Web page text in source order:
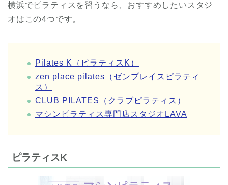
横浜でピラティスを習うなら、おすすめしたいスタジ
オはこの4つです。
Pilates K（ピラティスK）
zen place pilates（ゼンプレイスピラティ
ス）
CLUB PILATES（クラブピラティス）
マシンピラティス専門店スタジオLAVA
ピラティスK